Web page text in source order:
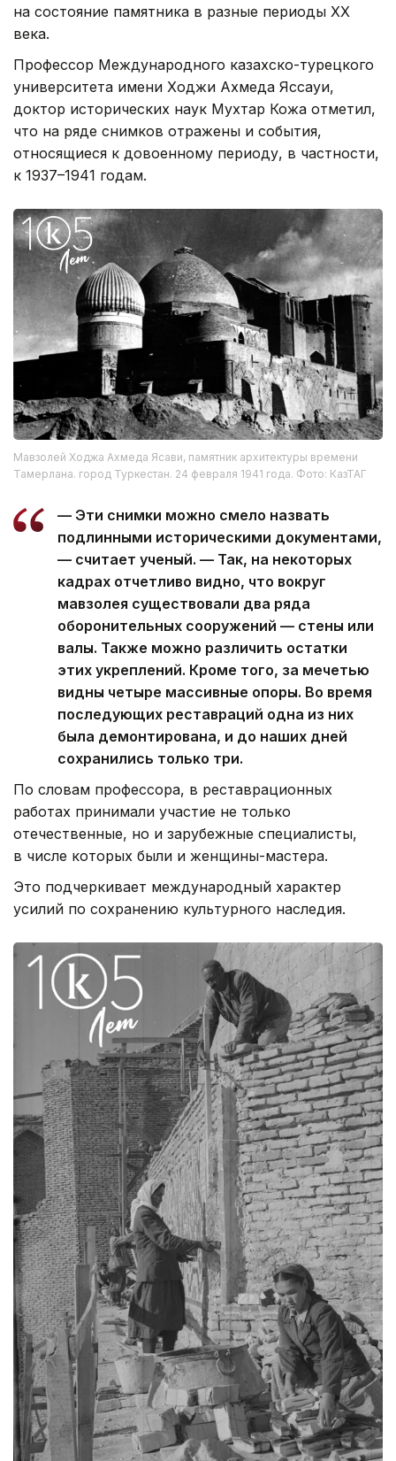
на состояние памятника в разные периоды XX
века.
Профессор Международного казахско-турецкого
университета имени Ходжи Ахмеда Яссауи,
доктор исторических наук Мухтар Кожа отметил,
что на ряде снимков отражены и события,
относящиеся к довоенному периоду, в частности,
к 1937–1941 годам.
Мавзолей Ходжа Ахмеда Ясави, памятник архитектуры времени
Тамерлана. город Туркестан. 24 февраля 1941 года. Фото: КазТАГ
— Эти снимки можно смело назвать
подлинными историческими документами,
— считает ученый. — Так, на некоторых
кадрах отчетливо видно, что вокруг
мавзолея существовали два ряда
оборонительных сооружений — стены или
валы. Также можно различить остатки
этих укреплений. Кроме того, за мечетью
видны четыре массивные опоры. Во время
последующих реставраций одна из них
была демонтирована, и до наших дней
сохранились только три.
По словам профессора, в реставрационных
работах принимали участие не только
отечественные, но и зарубежные специалисты,
в числе которых были и женщины-мастера.
Это подчеркивает международный характер
усилий по сохранению культурного наследия.